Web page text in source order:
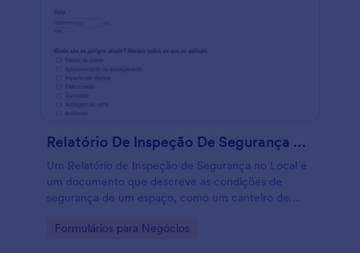
Relatório De Inspeção De Segurança No Local
Um Relatório de Inspeção de Segurança no Local é
um documento que descreve as condições de
segurança de um espaço, como um canteiro de
construção.
Go to Category:
Formulários para Negócios